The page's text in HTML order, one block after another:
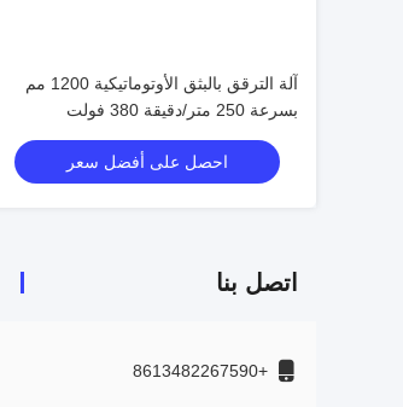
آلة الترقق بالبثق الأوتوماتيكية 1200 مم
بسرعة 250 متر/دقيقة 380 فولت
احصل على أفضل سعر
اتصل بنا
+8613482267590